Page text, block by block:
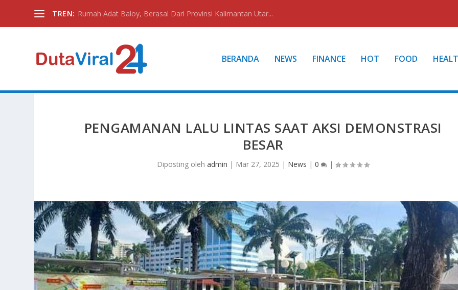
TREN: Rumah Adat Baloy, Berasal Dari Provinsi Kalimantan Utar...
BERANDA NEWS FINANCE HOT FOOD
PENGAMANAN LALU LINTAS SAAT AKSI DEMONSTRASI
BESAR
Diposting olehadmin | Mar 27, 2025 | News |0 |